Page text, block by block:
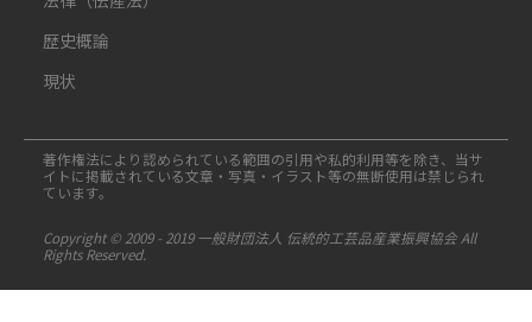
歴史概論
現状
著作権法により認められている範囲の引用や私的利用等を除き、当サ
イトに掲載されている文章・写真・イラスト等の無断使用は禁じられ
ています。
Copyright © 2009 - 2019 一般財団法人 伝統的工芸品産業振興協会 All
Rights Reserved.